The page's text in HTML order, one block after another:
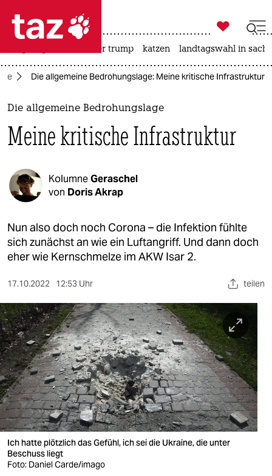
 taz zahl ich
taz zahl ich
themen
politik
öko
gesellschaft
kultur
sport
nord
wahrheit
verlag
verlag
veranstaltungen
shop
fragen & hilfe

taz zahl ich
usa unter trump katzen landtagswahl in
Die allgemeine Bedrohungslage: Meine kritische Infrastruktur
Die allgemeine Bedrohungslage
Meine kritische Infrastruktur
KolumneGeraschel
von Doris Akrap
Nun also doch noch Corona – die Infektion fühlte
sich zunächst an wie ein Luftangriff. Und dann doch
eher wie Kernschmelze im AKW Isar 2.
17.10.2022 12:53 Uhr teilen
Ich hatte plötzlich das Gefühl, ich sei die Ukraine, die unter
Beschuss liegt
Foto: Daniel Carde/imago